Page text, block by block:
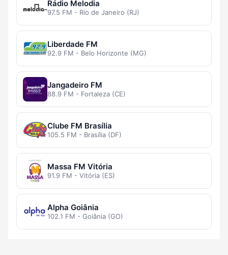
Rádio Melodia
97.5 FM - Rio de Janeiro (RJ)
Liberdade FM
92.9 FM - Belo Horizonte (MG)
Jangadeiro FM
88.9 FM - Fortaleza (CE)
Clube FM Brasília
105.5 FM - Brasília (DF)
Massa FM Vitória
91.9 FM - Vitória (ES)
Alpha Goiânia
102.1 FM - Goiânia (GO)